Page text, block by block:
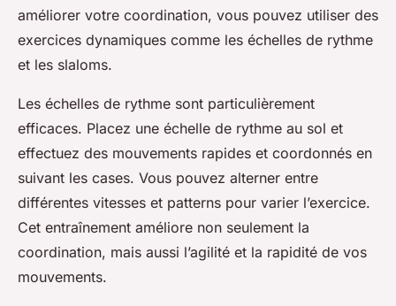
améliorer votre coordination, vous pouvez utiliser des
exercices dynamiques comme les échelles de rythme
et les slaloms.
Les échelles de rythme sont particulièrement
efficaces. Placez une échelle de rythme au sol et
effectuez des mouvements rapides et coordonnés en
suivant les cases. Vous pouvez alterner entre
différentes vitesses et patterns pour varier l’exercice.
Cet entraînement améliore non seulement la
coordination, mais aussi l’agilité et la rapidité de vos
mouvements.